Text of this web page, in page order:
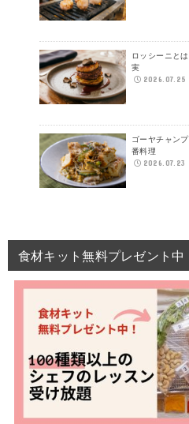
ロッシーニと
実
2026.07.25
ゴーヤチャン
番料理
2026.07.23
食材キット無料プレゼント中